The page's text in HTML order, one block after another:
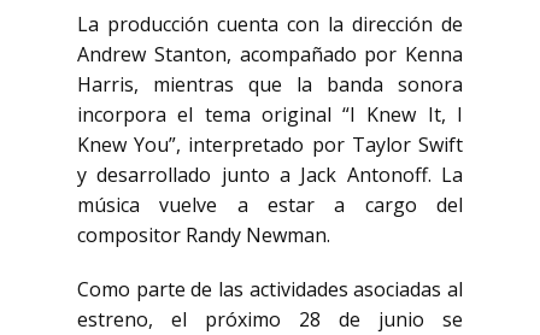
La producción cuenta con la dirección de
Andrew Stanton, acompañado por Kenna
Harris, mientras que la banda sonora
incorpora el tema original “I Knew It, I
Knew You”, interpretado por Taylor Swift
y desarrollado junto a Jack Antonoff. La
música vuelve a estar a cargo del
compositor Randy Newman.
Como parte de las actividades asociadas al
estreno, el próximo 28 de junio se